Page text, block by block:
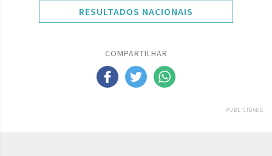
RESULTADOS NACIONAIS
COMPARTILHAR
PUBLICIDADE